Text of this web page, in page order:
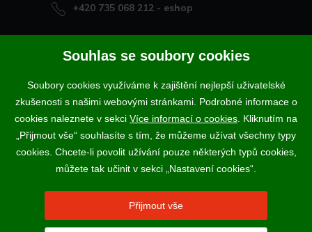
+420 735 068 212 - eshop
Naše vína offline
Vinotéka Rakvice
>
Vinotéky a degustační centra
>
Podle zákona o evidenci tržeb je prodávající povinen vystavit
kupujícímu účtenku. Zároveň je povinen zaevidovat přijatou tržbu u
správce daně online; v případě technického výpadku pak nejpozději do
Vína a sekty prodáváme výhradně osobám starším 18-ti let.
Souhlas se soubory cookies
Soubory cookies využíváme k zajištění nejlepší uživatelské
zkušenosti s našimi webovými stránkami. Podrobné informace o
cookies naleznete v sekci Více informací o cookies . Kliknutím na
„Přijmout vše“ souhlasíte s tím, že můžeme užívat všechny typy
cookies. Chcete-li povolit užívání pouze některých typů cookies,
můžete tak učinit v sekci „Nastavení cookies“.
Přijmout vše